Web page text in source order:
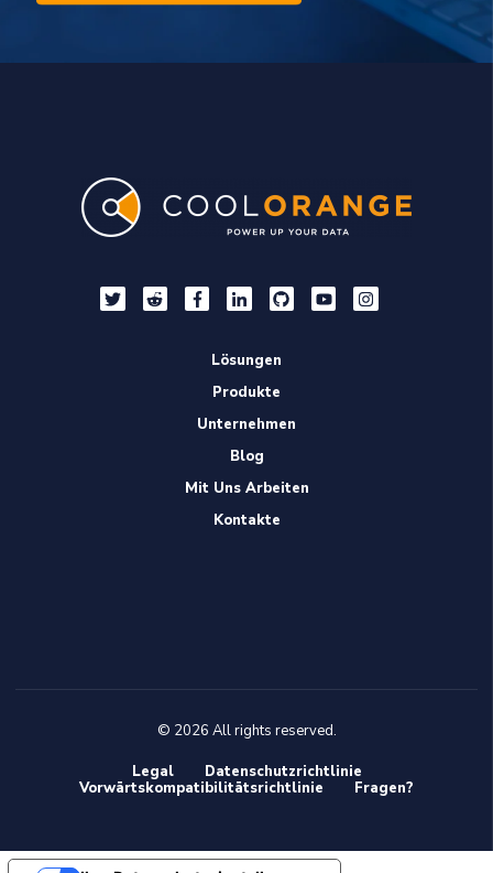
Lösungen
Produkte
Unternehmen
Blog
Mit Uns Arbeiten
Kontakte
© 2026 All rights reserved.
Legal
Datenschutzrichtlinie
Vorwärtskompatibilitätsrichtlinie
Fragen?